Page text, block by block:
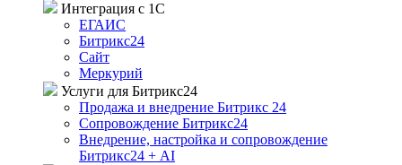
Интеграция с 1С
ЕГАИС
Битрикс24
Сайт
Меркурий
Услуги для Битрикс24
Продажа и внедрение Битрикс 24
Сопровождение Битрикс24
Внедрение, настройка и сопровождение
Битрикс24 + AI